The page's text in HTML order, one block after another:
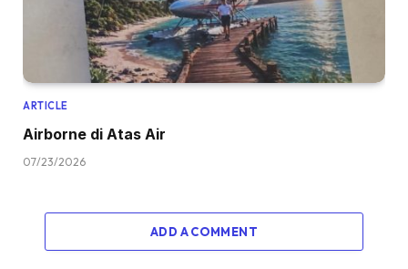
ARTICLE
Airborne di Atas Air
07/23/2026
ADD A COMMENT